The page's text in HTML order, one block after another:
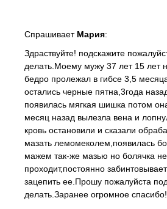
Спрашивает Мария:
Здраствуйте! подскажите
делать.Моему мужу 37 лет 15 лет
бедро пролежал в гибсе 3,5
остались черные пятна,3года
появилась мягкая шишка потом
месяц назад вылезла вена и
кровь остановили и сказали
мазать лемомеколем,появилась
мажем так-же мазью но болячка не
проходит,постоянно
зацепить ее.Прошу пожалуйста
делать.Заранее огромное